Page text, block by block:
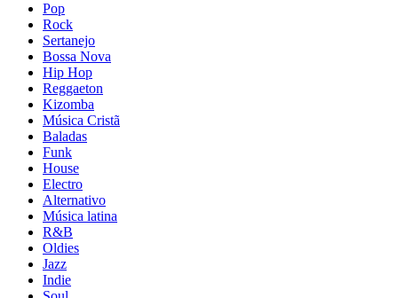
Pop
Rock
Sertanejo
Bossa Nova
Hip Hop
Reggaeton
Kizomba
Música Cristã
Baladas
Funk
House
Electro
Alternativo
Música latina
R&B
Oldies
Jazz
Indie